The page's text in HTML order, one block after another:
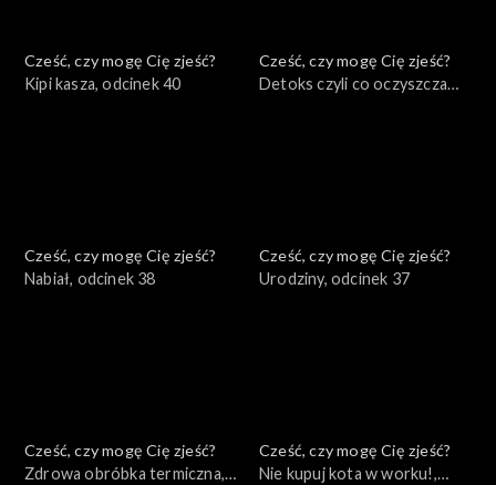
Cześć, czy mogę Cię zjeść?
Kipi kasza, odcinek 40
Cześć, czy mogę Cię zjeść?
Detoks czyli co oczyszcza
Cześć, czy mogę Cię zjeść?
Nabiał, odcinek 38
Cześć, czy mogę Cię zjeść?
Urodziny, odcinek 37
Cześć, czy mogę Cię zjeść?
Zdrowa obróbka termiczna,
Cześć, czy mogę Cię zjeść?
Nie kupuj kota w worku!,